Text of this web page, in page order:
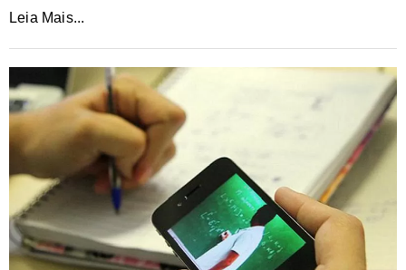
Leia Mais...